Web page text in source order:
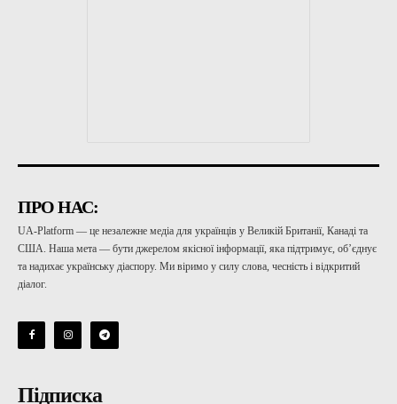
ПРО НАС:
UA-Platform — це незалежне медіа для українців у Великій Британії, Канаді та
США. Наша мета — бути джерелом якісної інформації, яка підтримує, об’єднує
та надихає українську діаспору. Ми віримо у силу слова, чесність і відкритий
діалог.
Підписка